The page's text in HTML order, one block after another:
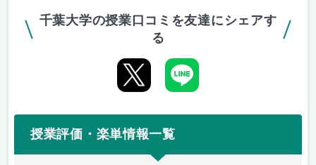
千葉大学の授業口コミを友達にシェアす
る
授業評価・楽単情報一覧